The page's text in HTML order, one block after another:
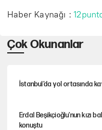
Haber Kaynağı :
Çok Okunanlar
İstanbul’da yol ortasında
Erdal Beşikçioğlu'nun kızı
konuştu